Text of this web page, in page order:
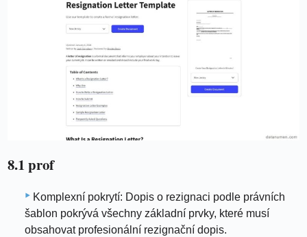
8.1 prof
Komplexní pokrytí: Dopis o rezignaci podle právních
šablon pokrývá všechny základní prvky, které musí
obsahovat profesionální rezignační dopis.